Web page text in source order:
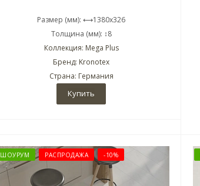
Размер (мм): ⟷1380x326
Толщина (мм): ↕8
Коллекция: Mega Plus
Бренд: Kronotex
Страна: Германия
Купить
ШОУРУМ РАСПРОДАЖА -10%